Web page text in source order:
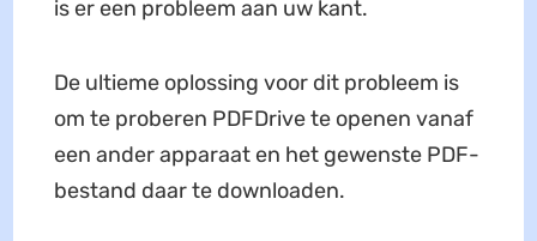
is er een probleem aan uw kant.
De ultieme oplossing voor dit probleem is
om te proberen PDFDrive te openen vanaf
een ander apparaat en het gewenste PDF-
bestand daar te downloaden.